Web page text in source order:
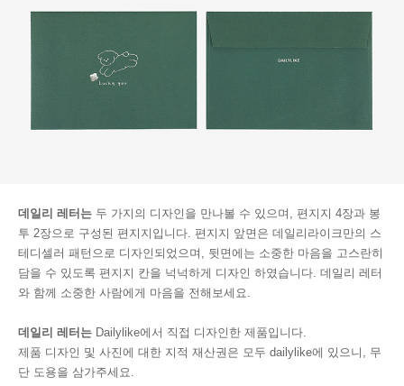
데일리 레터는 두 가지의 디자인을 만나볼 수 있으며, 편지지 4장과 봉
투 2장으로 구성된 편지지입니다. 편지지 앞면은 데일리라이크만의 스
테디셀러 패턴으로 디자인되었으며, 뒷면에는 소중한 마음을 고스란히
담을 수 있도록 편지지 칸을 넉넉하게 디자인 하였습니다. 데일리 레터
와 함께 소중한 사람에게 마음을 전해보세요.
데일리 레터는 Dailylike에서 직접 디자인한 제품입니다.
제품 디자인 및 사진에 대한 지적 재산권은 모두 dailylike에 있으니, 무
단 도용을 삼가주세요.